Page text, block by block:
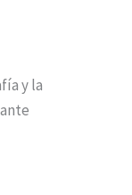
y la